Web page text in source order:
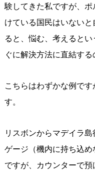
験してきた私ですが、
けている国民はいない
ると、悩む、考えると
ぐに解決方法に直結する
こちらはわずかな例で
す。
リスボンからマデイラ
ゲージ（機内に持ち込
ですが、カウンターで